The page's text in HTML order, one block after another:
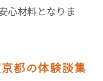
金の見極め方
際の流れと準備
心材料となりま
都の体験談集